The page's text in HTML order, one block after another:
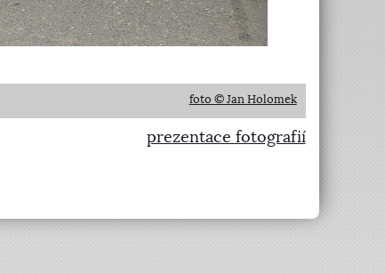
foto © Jan Holomek
prezentace fotografií